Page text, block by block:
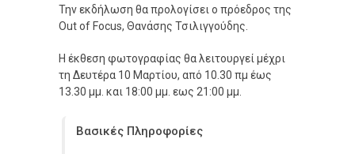
Την εκδήλωση θα προλογίσει ο πρόεδρος της
Out of Focus, Θανάσης Τσιλιγγούδης.
Η έκθεση φωτογραφίας θα λειτουργεί μέχρι
τη Δευτέρα 10 Μαρτίου, από 10.30 πμ έως
13.30 μμ. και 18:00 μμ. εως 21:00 μμ.
Βασικές Πληροφορίες